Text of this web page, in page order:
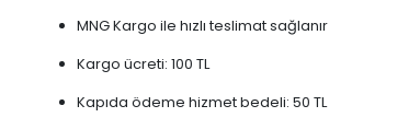
MNG Kargo ile hızlı teslimat sağlanır
Kargo ücreti: 100 TL
Kapıda ödeme hizmet bedeli: 50 TL